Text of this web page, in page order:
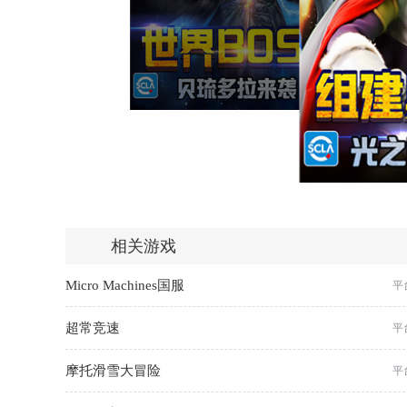
相关游戏
Micro Machines国服 平
超常竞速 平
摩托滑雪大冒险 平